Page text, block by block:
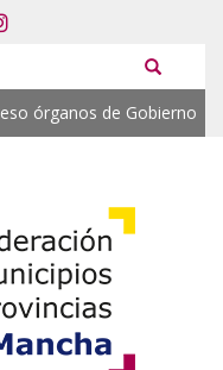
órganos de Gobierno